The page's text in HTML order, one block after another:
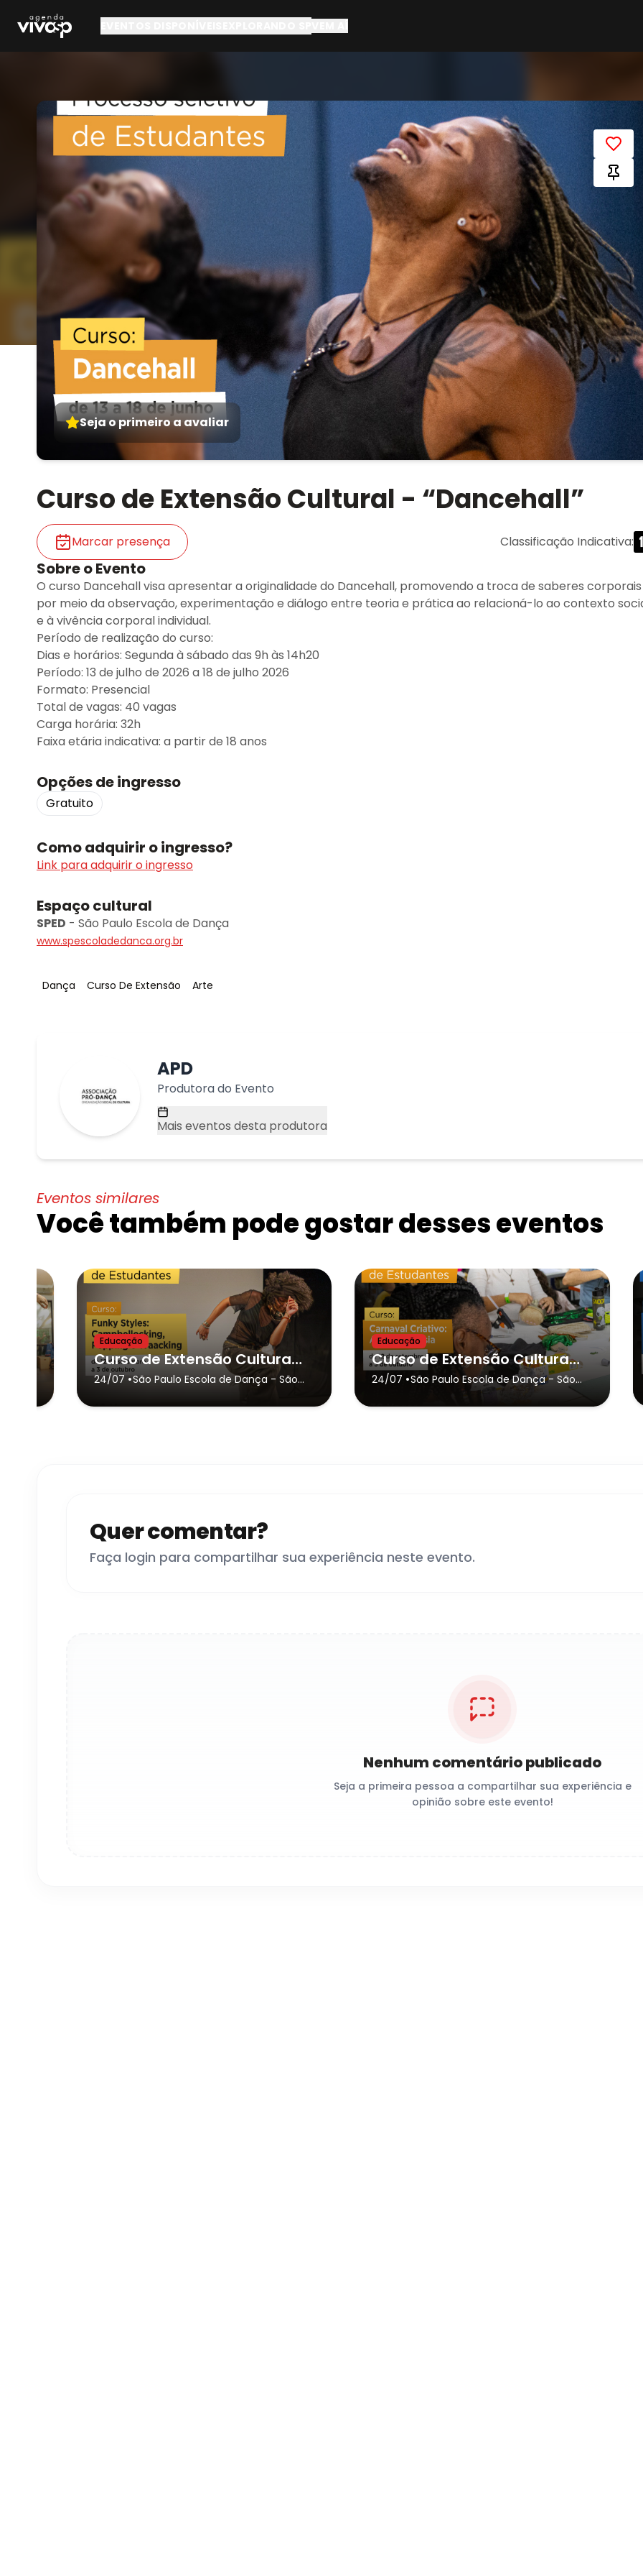
Seja o primeiro a avaliar
Curso de Extensão Cultural - “Dancehall”
Marcar presença Classificação Indicativa:
Sobre o Evento
O curso Dancehall visa apresentar a originalidade do Dancehall, promovendo a troca de saberes corporais
por meio da observação, experimentação e diálogo entre teoria e prática ao relacioná-lo ao contexto
e à vivência corporal individual.
Período de realização do curso:
Dias e horários: Segunda à sábado das 9h às 14h20
Período: 13 de julho de 2026 a 18 de julho 2026
Formato: Presencial
Total de vagas: 40 vagas
Carga horária: 32h
Faixa etária indicativa: a partir de 18 anos
Opções de ingresso
Gratuito
Como adquirir o ingresso?
Link para adquirir o ingresso
Espaço cultural
SPED - São Paulo Escola de Dança
www.spescoladedanca.org.br
Tag:
Dança Tag:
Curso De Extensão Tag:
Arte
APD
Produtora do Evento
Mais eventos desta produtora
Eventos similares
Você também pode gostar desses eventos
Educação
Curso de Extensão Cultural - “Funky Styles: Campbellocking, Popping e Waacking”
24/07 •São Paulo Escola de Dança - São
Educação
Curso de Extensão Cultural - “Carnaval Criativo: Arte e Fantasia”
24/07 •São Paulo Escola de Dança- São
Quer comentar?
Faça login para compartilhar sua experiência neste evento.
Nenhum comentário publicado
Seja a primeira pessoa a compartilhar sua experiência e
opinião sobre este evento!